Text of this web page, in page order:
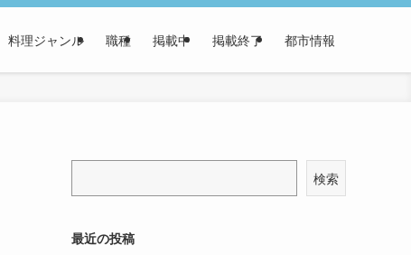
料理ジャンル 職種 掲載中 掲載終了 都市情報
検索
最近の投稿